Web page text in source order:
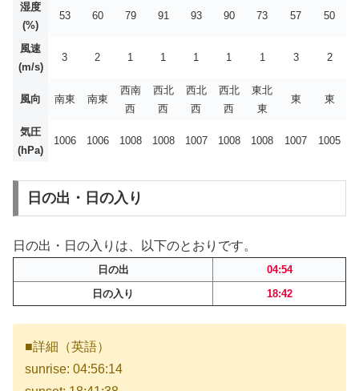
湿度
(%)
53 60 79 91 93 90 73 57 50
風速
(m/s)
3 2 1 1 1 1 1 3 2
風向 南東 南東
西南
西
西北
西
西北
西
西北
西
東北
東
東 東
気圧
(hPa)
1006 1006 1008 1008 1007 1008 1008 1007 1005
日の出・日の入り
日の出・日の入りは、以下のとおりです。
日の出
04:54
日の入り
18:42
■詳細（英語）
sunrise: 04:56:14